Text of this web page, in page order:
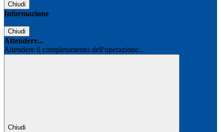
Chiudi
Informazione
Chiudi
Attendere...
Attendere il completamento dell'operazione...
Chiudi